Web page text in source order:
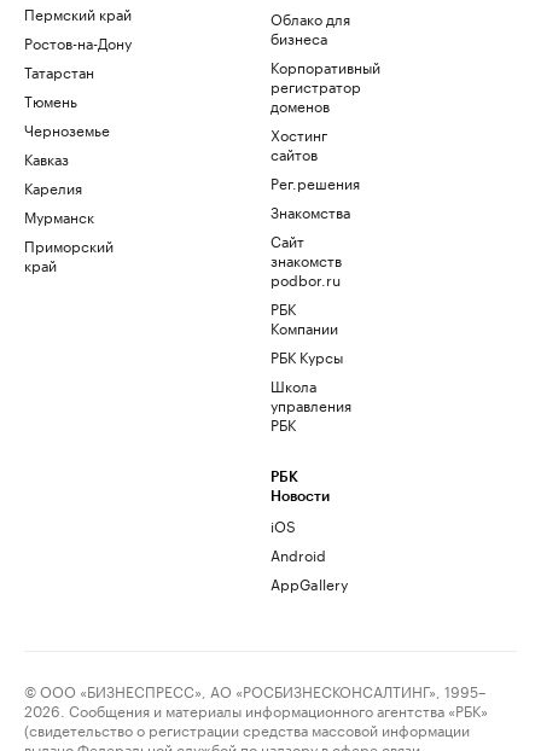
Пермский край
Ростов-на-Дону
Татарстан
Тюмень
Черноземье
Кавказ
Карелия
Мурманск
Приморский
край
Облако для
бизнеса
Корпоративный
регистратор
доменов
Хостинг
сайтов
Рег.решения
Знакомства
Сайт
знакомств
podbor.ru
РБК
Компании
РБК Курсы
Школа
управления
РБК
РБК
Новости
iOS
Android
AppGallery
© ООО «БИЗНЕСПРЕСС», АО «РОСБИЗНЕСКОНСАЛТИНГ», 1995–
2026. Сообщения и материалы информационного агентства «РБК»
(свидетельство о регистрации средства массовой информации